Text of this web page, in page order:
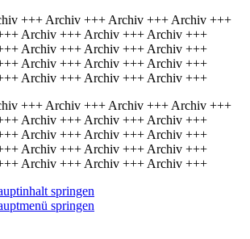
+++ Archiv +++ Archiv +++ Archiv +++
Archiv +++ Archiv +++ Archiv +++
Archiv +++ Archiv +++ Archiv +++
Archiv +++ Archiv +++ Archiv +++
Archiv +++ Archiv +++ Archiv +++
+++ Archiv +++ Archiv +++ Archiv +++
Archiv +++ Archiv +++ Archiv +++
Archiv +++ Archiv +++ Archiv +++
Archiv +++ Archiv +++ Archiv +++
Archiv +++ Archiv +++ Archiv +++
springen
springen